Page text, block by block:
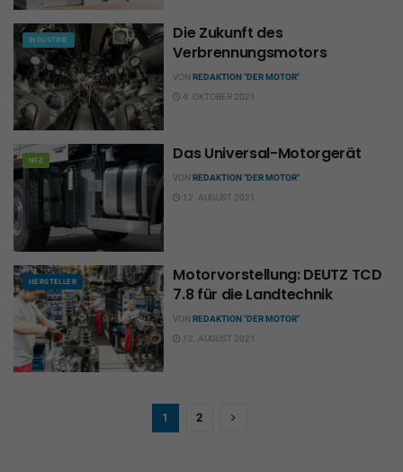
INDUSTRIE
Die Zukunft des
Verbrennungsmotors
VON REDAKTION "DER MOTOR"
4. OKTOBER 2021
NFZ Das Universal-Motorgerät
VON REDAKTION "DER MOTOR"
12. AUGUST 2021
HERSTELLER
Motorvorstellung: DEUTZ TCD
7.8 für die Landtechnik
VON REDAKTION "DER MOTOR"
12. AUGUST 2021
1 2